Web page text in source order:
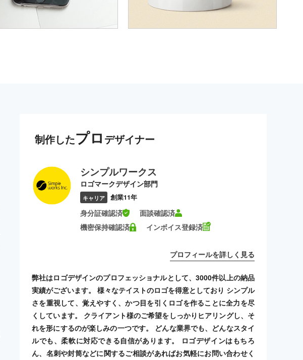
制作したプロ デザイナー
シンプルワークス
ロゴマークデザイン部門
キャリア 創業11年
身分証確認済
面談確認済
機密保持確認済
インボイス登録済
プロフィールを詳しく見る
弊社はロゴデザインのプロフェッショナルとして、3000件以上の納品
実績がございます。 様々なテイストのロゴを得意としており シンプル
さを重視して、覚えやすく、かつ目を引くロゴを作ることに全力を尽
くしています。 クライアント様のご希望をしっかりヒアリングし、そ
れを形にするのが楽しみの一つです。 どんな業界でも、どんなスタイ
ルでも、柔軟に対応できる自信があります。 ロゴデザインはもちろ
ん、名刺や封筒などに関するご相談があればお気軽にお問い合わせく